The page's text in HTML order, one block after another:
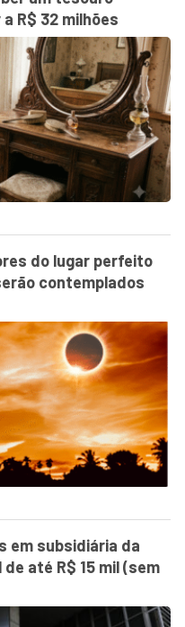
R$ 32 milhões
do lugar perfeito
contemplados
em subsidiária da
até R$ 15 mil (sem